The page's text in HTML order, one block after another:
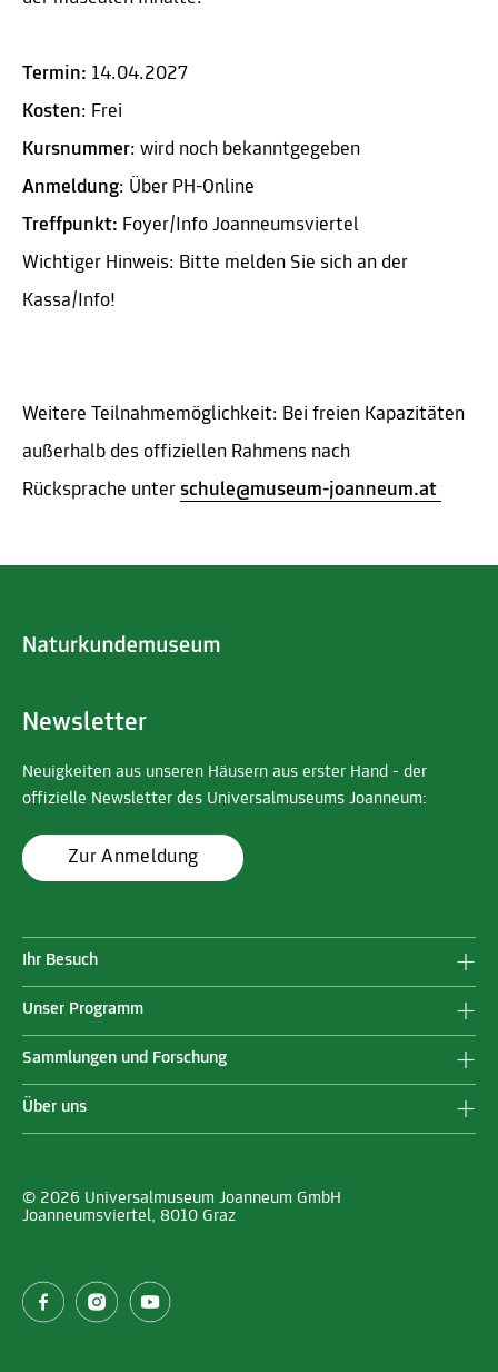
Termin: 14.04.2027
Kosten: Frei
Kursnummer: wird noch bekanntgegeben
Anmeldung: Über PH-Online
Treffpunkt: Foyer/Info Joanneumsviertel
Wichtiger Hinweis: Bitte melden Sie sich an der
Kassa/Info!
Weitere Teilnahmemöglichkeit: Bei freien Kapazitäten
außerhalb des offiziellen Rahmens nach
Rücksprache unter schule@museum-joanneum.at
Newsletter
Neuigkeiten aus unseren Häusern aus erster Hand - der
offizielle Newsletter des Universalmuseums Joanneum:
Zur Anmeldung
Ihr Besuch
Unser Programm
Sammlungen und Forschung
Über uns
© 2026 Universalmuseum Joanneum GmbH
Joanneumsviertel, 8010 Graz